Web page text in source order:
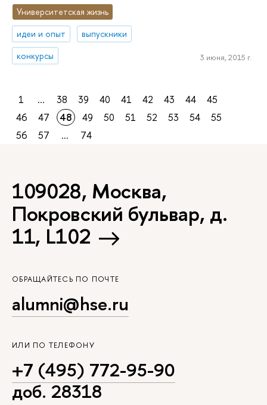
Университетская жизнь
идеи и опыт
выпускники
конкурсы
3 июня, 2015 г.
1 ... 38 39 40 41 42 43 44
45
46
47 48 49 50 51 52 53 54
55
56
57 ... 74
109028, Москва,
Покровский бульвар, д.
11, L102
ОБРАЩАЙТЕСЬ ПО ПОЧТЕ
alumni@hse.ru
ИЛИ ПО ТЕЛЕФОНУ
+7 (495) 772-95-90
доб. 28318